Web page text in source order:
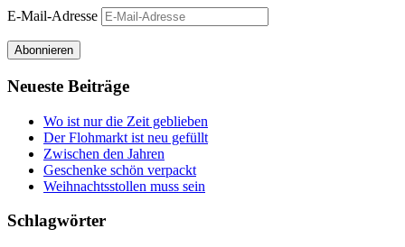
E-Mail-Adresse
Abonnieren
Neueste Beiträge
Wo ist nur die Zeit geblieben
Der Flohmarkt ist neu gefüllt
Zwischen den Jahren
Geschenke schön verpackt
Weihnachtsstollen muss sein
Schlagwörter